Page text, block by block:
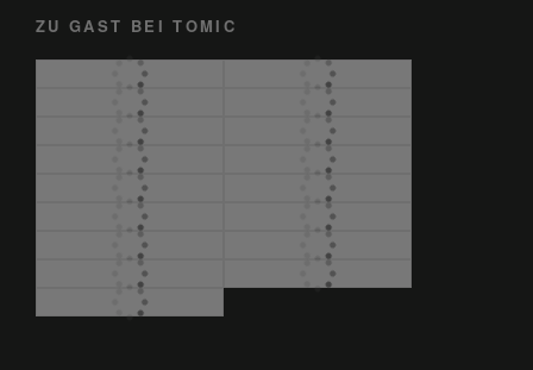
ZU GAST BEI TOMIC